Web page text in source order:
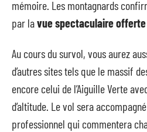
mémoire. Les montagnards
par lavue spectaculaire
Au cours du survol, vous aurez
d’autres sites tels que le massif
encore celui de l’Aiguille Verte
d’altitude. Le vol sera
professionnel qui commentera